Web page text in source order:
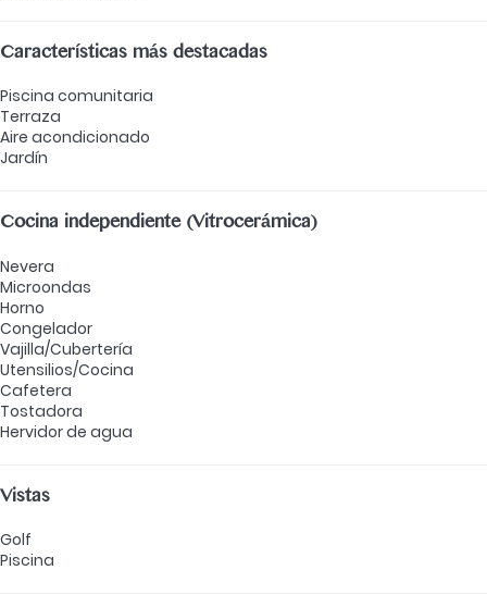
Características más destacadas
Piscina comunitaria
Terraza
Aire acondicionado
Jardín
Cocina independiente (Vitrocerámica)
Nevera
Microondas
Horno
Congelador
Vajilla/Cubertería
Utensilios/Cocina
Cafetera
Tostadora
Hervidor de agua
Vistas
Golf
Piscina